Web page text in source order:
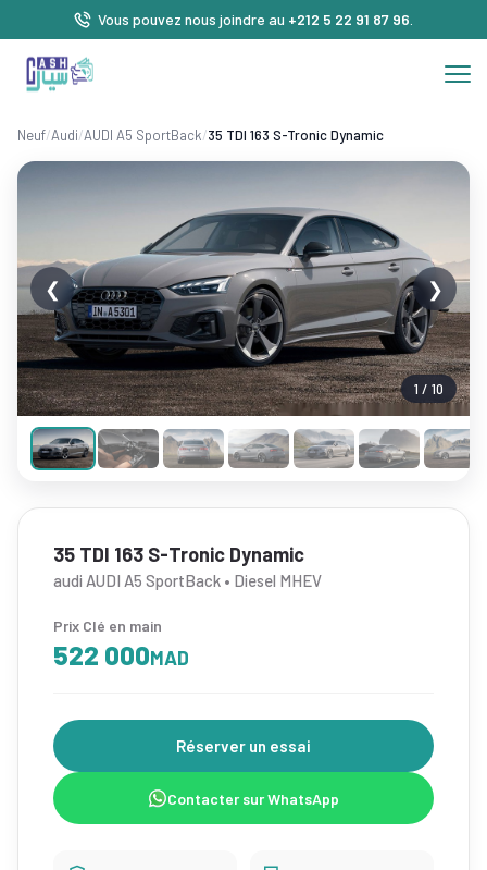
Vous pouvez nous joindre au +212 5 22 91 87 96
Neuf/Audi/AUDI A5 SportBack/35 TDI 163 S-Tronic Dynamic
1 / 10
❮ ❯
35 TDI 163 S-Tronic Dynamic
audi AUDI A5 SportBack • Diesel MHEV
Prix Clé en main
522 000MAD
Réserver un essai
Contacter sur WhatsApp